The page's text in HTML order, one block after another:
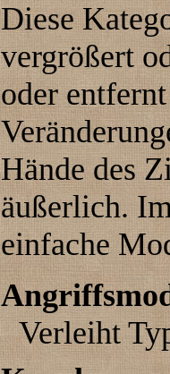
Diese
vergrößert
oder
Hände des
äußerlich.
einfache
Verleiht